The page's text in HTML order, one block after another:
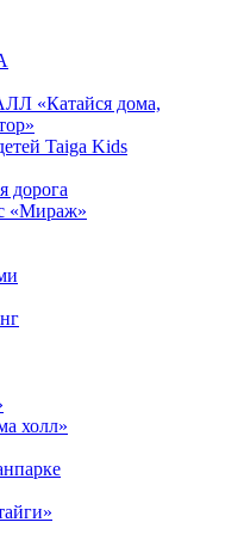
«Катайся дома,
Taiga Kids
дорога
«Мираж»
холл»